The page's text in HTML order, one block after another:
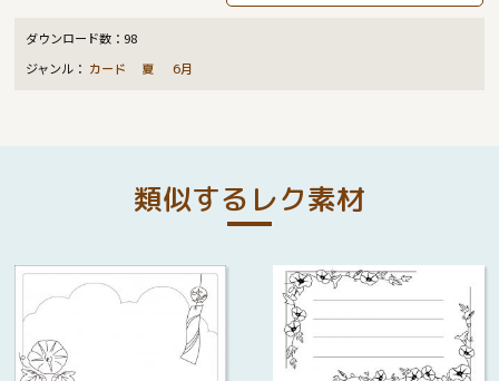
ダウンロード数： 98
ジャンル： カード 夏 6月
類似するレク素材